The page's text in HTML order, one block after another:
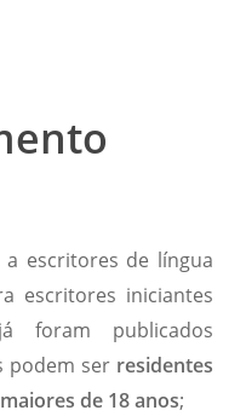
a escritores de língua
escritores iniciantes
foram publicados
podem ser residentes
maiores de 18 anos;